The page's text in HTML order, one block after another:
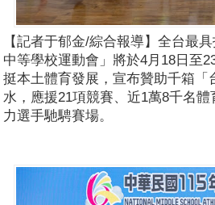
【記者于郁金/綜合報導】全台最
中等學校運動會」將於4月18日至
挺本土體育發展，宣布贊助千箱
水，應援21項競賽、近1萬8千名
力選手馳騁賽場。